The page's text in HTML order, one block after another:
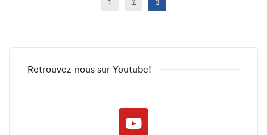
1 2 3
Retrouvez-nous sur Youtube!